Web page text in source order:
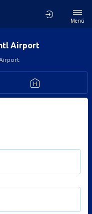
Menú
Airport